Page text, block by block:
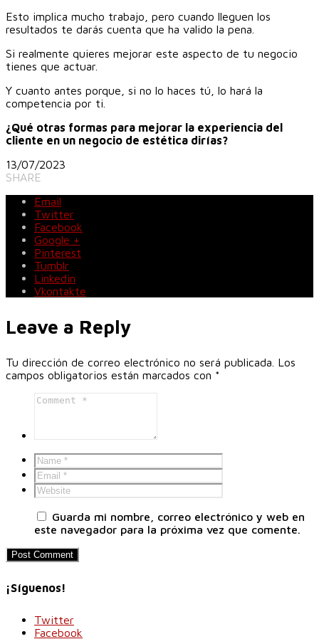
Esto implica mucho trabajo, pero cuando lleguen los
resultados te darás cuenta que ha valido la pena.
Si realmente quieres mejorar este aspecto de tu negocio
tienes que actuar.
Y cuanto antes porque, si no lo haces tú, lo hará la
competencia por ti.
¿Qué otras formas para mejorar la experiencia del
cliente en un negocio de estética dirías?
13/07/2023
SHARE
Email
Twitter
Facebook
Google +
Pinterest
Tumblr
Linkedin
Vkontakte
Leave a Reply
Tu dirección de correo electrónico no será publicada. Los
campos obligatorios están marcados con *
Guarda mi nombre, correo electrónico y web en
este navegador para la próxima vez que comente.
¡Síguenos!
Twitter
Facebook